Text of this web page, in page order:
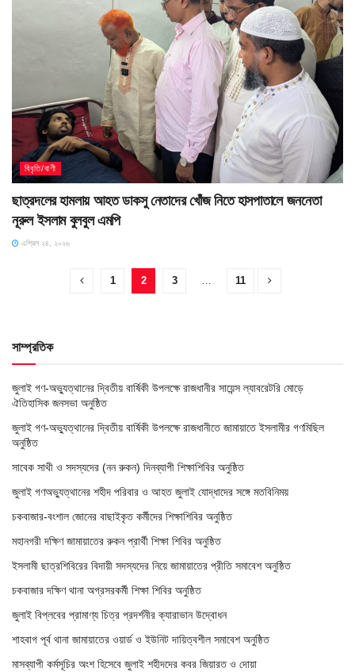
বিবৃতি/বাণী
ছাত্রদলের হামলায় আহত ডাকসু নেতাদের খোঁজ নিতে হাসপাতালে জননেতা
নূরুল ইসলাম বুলবুল এমপি
এপ্রিল ২৪, ২০২৬
1 2 3 … 11
সাম্প্রতিক
জুলাই গণ-অভ্যুত্থানের দ্বিতীয় বার্ষিকী উপলক্ষে রাজধানীর সায়েন্স ল্যাবরেটরি মোড়ে
ঐতিহাসিক জনসভা অনুষ্ঠিত
জুলাই গণ-অভ্যুত্থানের দ্বিতীয় বার্ষিকী উপলক্ষে রাজধানীতে জামায়াতে ইসলামীর গণমিছিল
অনুষ্ঠিত
সাবেক সাথী ও সদস্যদের (নন রুকন) দিনব্যাপী শিক্ষাশিবির অনুষ্ঠিত
জুলাই গণঅভ্যুত্থানের শহীদ পরিবার ও আহত জুলাই যোদ্ধাদের সঙ্গে মতবিনিময়
চকবাজার-বংশাল জোনের বাছাইকৃত কর্মীদের শিক্ষাশিবির অনুষ্ঠিত
মহানগরী দক্ষিণ জামায়াতের রুকন প্রার্থী শিক্ষা শিবির অনুষ্ঠিত
ইসলামী ছাত্রশিবিরের বিদায়ী সদস্যদের নিয়ে জামায়াতের প্রীতি সমাবেশ অনুষ্ঠিত
চকবাজার দক্ষিণ থানা অগ্রসরকর্মী শিক্ষা শিবির অনুষ্ঠিত
জুলাই বিপ্লবের প্রামাণ্য চিত্র প্রদর্শনীর ক্যারাভান উদ্বোধন
শাহবাগ পূর্ব থানা জামায়াতের ওয়ার্ড ও ইউনিট দায়িত্বশীল সমাবেশ অনুষ্ঠিত
মাসব্যাপী কর্মসূচির অংশ হিসেবে জুলাই শহীদদের কবর জিয়ারত ও দোয়া